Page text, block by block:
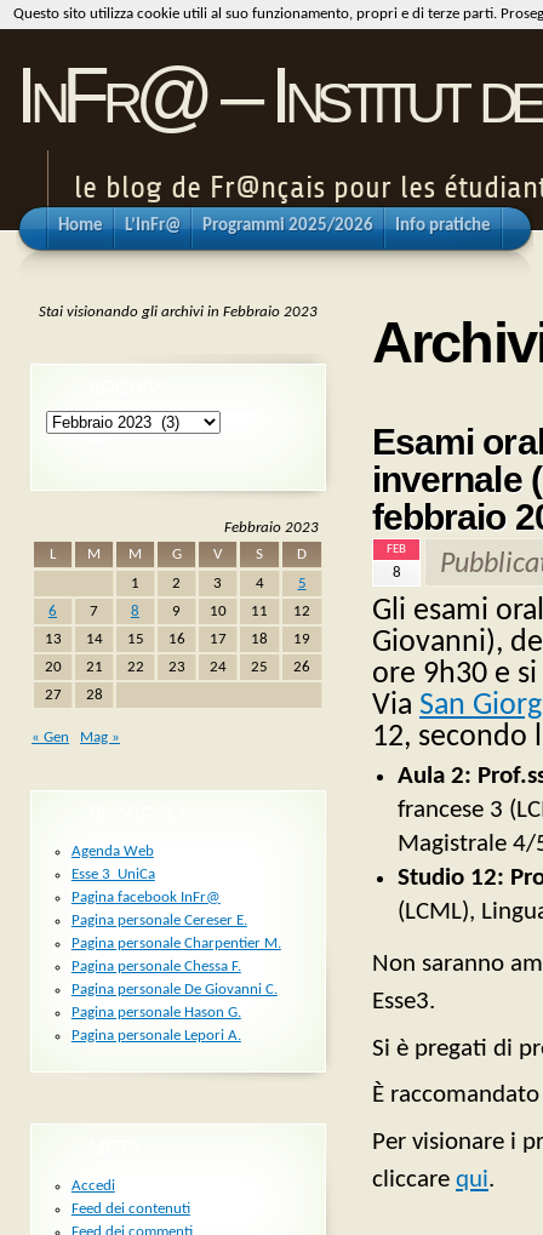
InFr@ – Institut
le blog de Fr@nçais pour les
Home L’InFr@ Programmi 2025/2026 Info pratiche
Esami
invernale
febbraio
FEB
8
Gli esami
Giovanni),
ore 9h30 e
Via San
12, secondo
Aula 2:
francese 3
Magistrale 4/
Studio 12:
(LCML),
Non saranno
Esse3.
Si è pregati di
È
Per visionare i
cliccare qui.
Stai visionando gli archivi in Febbraio 2023
Archivi
Febbraio 2023
L
M M G V S
D
1
2 3 4
5
6
7 8 9 10 11
12
13
14 15 16 17 18
19
20
21 22 23 24 25
26
27
28
« Gen Mag »
Agenda Web
Esse 3_UniCa
Pagina facebook InFr@
Pagina personale Cereser E.
Pagina personale Charpentier M.
Pagina personale Chessa F.
Pagina personale De Giovanni C.
Pagina personale Hason G.
Pagina personale Lepori A.
Accedi
Feed dei contenuti
Feed dei commenti
Questo sito utilizza cookie utili al suo funzionamento, propri e di terze parti.